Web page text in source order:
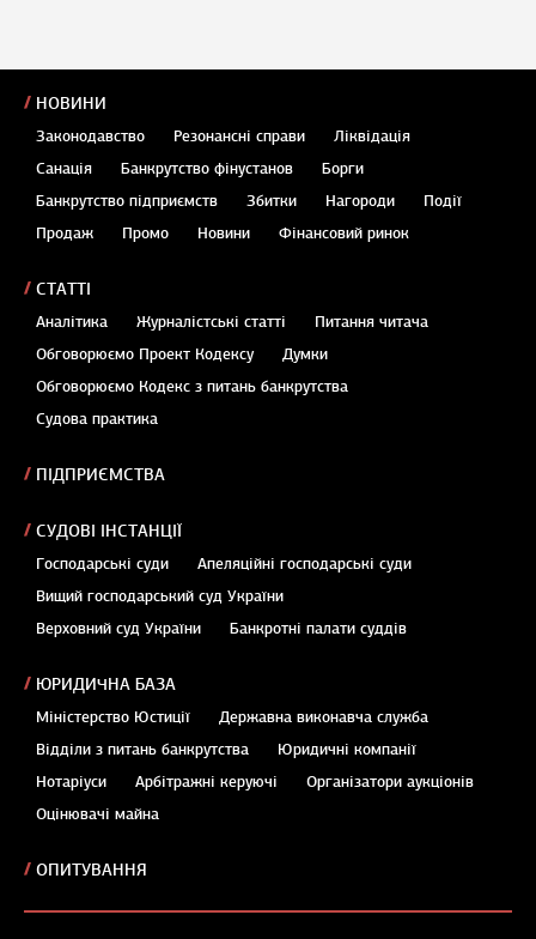
НОВИНИ
Законодавство Резонансні справи
Ліквідація
Санація
Банкрутство фінустанов
Борги
Банкрутство підприємств
Збитки Нагороди
Події
Продаж
Промо Новини Фінансовий ринок
СТАТТІ
Аналітика Журналістські статті
Питання читача
Обговорюємо Проект Кодексу
Думки
Обговорюємо Кодекс з питань банкрутства
Судова практика
ПІДПРИЄМСТВА
СУДОВІ ІНСТАНЦІЇ
Господарські суди
Апеляційні господарські суди
Вищий господарський суд України
Верховний суд України
Банкротні палати суддів
ЮРИДИЧНА БАЗА
Міністерство Юстиції
Державна виконавча служба
Відділи з питань банкрутства
Юридичні компанії
Нотаріуси
Арбітражні керуючі
Організатори аукціонів
Оцінювачі майна
ОПИТУВАННЯ